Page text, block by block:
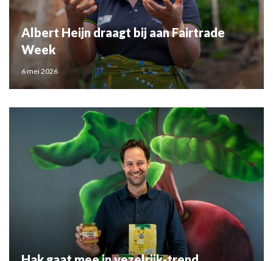
Albert Heijn draagt bij aan Fairtrade
Week
6 mei 2026